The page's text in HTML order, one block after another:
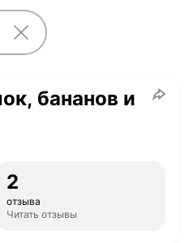
бананов и
2
отзыва
Читать отзывы